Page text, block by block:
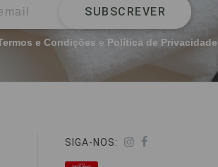
SUBSCREVER
e Condições e Política de Privacidade
SIGA-NOS: